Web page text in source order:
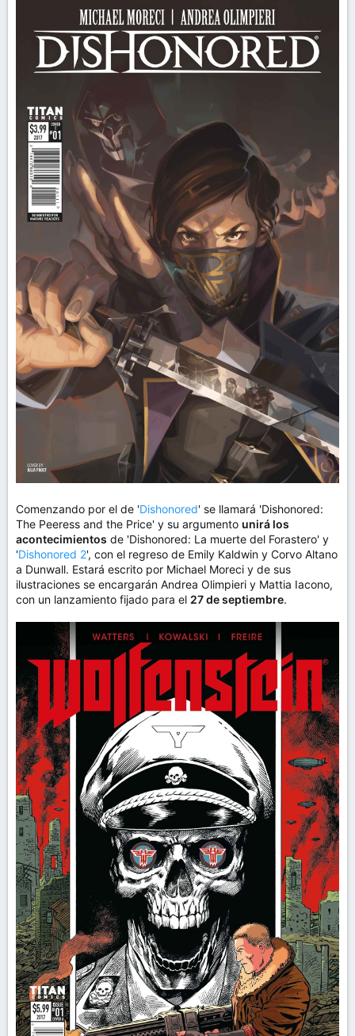
Comenzando por el de 'Dishonored' se llamará 'Dishonored:
The Peeress and the Price' y su argumento unirá los
acontecimientos de 'Dishonored: La muerte del Forastero' y
'Dishonored 2', con el regreso de Emily Kaldwin y Corvo Altano
a Dunwall. Estará escrito por Michael Moreci y de sus
ilustraciones se encargarán Andrea Olimpieri y Mattia Iacono,
con un lanzamiento fijado para el 27 de septiembre.